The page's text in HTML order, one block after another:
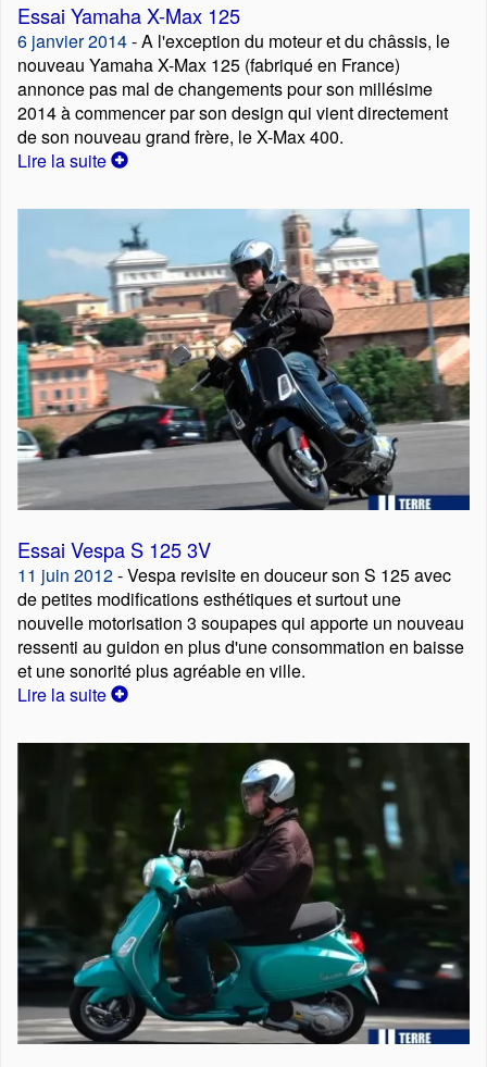
Essai Yamaha X-Max 125
6 janvier 2014- A l'exception du moteur et du châssis, le
nouveau Yamaha X-Max 125 (fabriqué en France)
annonce pas mal de changements pour son millésime
2014 à commencer par son design qui vient directement
de son nouveau grand frère, le X-Max 400.
Lire la suite
Essai Vespa S 125 3V
11 juin 2012- Vespa revisite en douceur son S 125 avec
de petites modifications esthétiques et surtout une
nouvelle motorisation 3 soupapes qui apporte un nouveau
ressenti au guidon en plus d'une consommation en baisse
et une sonorité plus agréable en ville.
Lire la suite